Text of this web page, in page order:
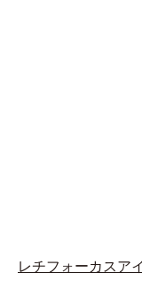
レチフォーカスア